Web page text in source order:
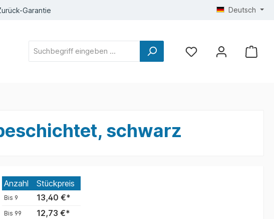
Garantie Deutsch
schwarz
Anzahl Stückpreis
Bis 9 13,40 €*
Bis 99 12,73 €*